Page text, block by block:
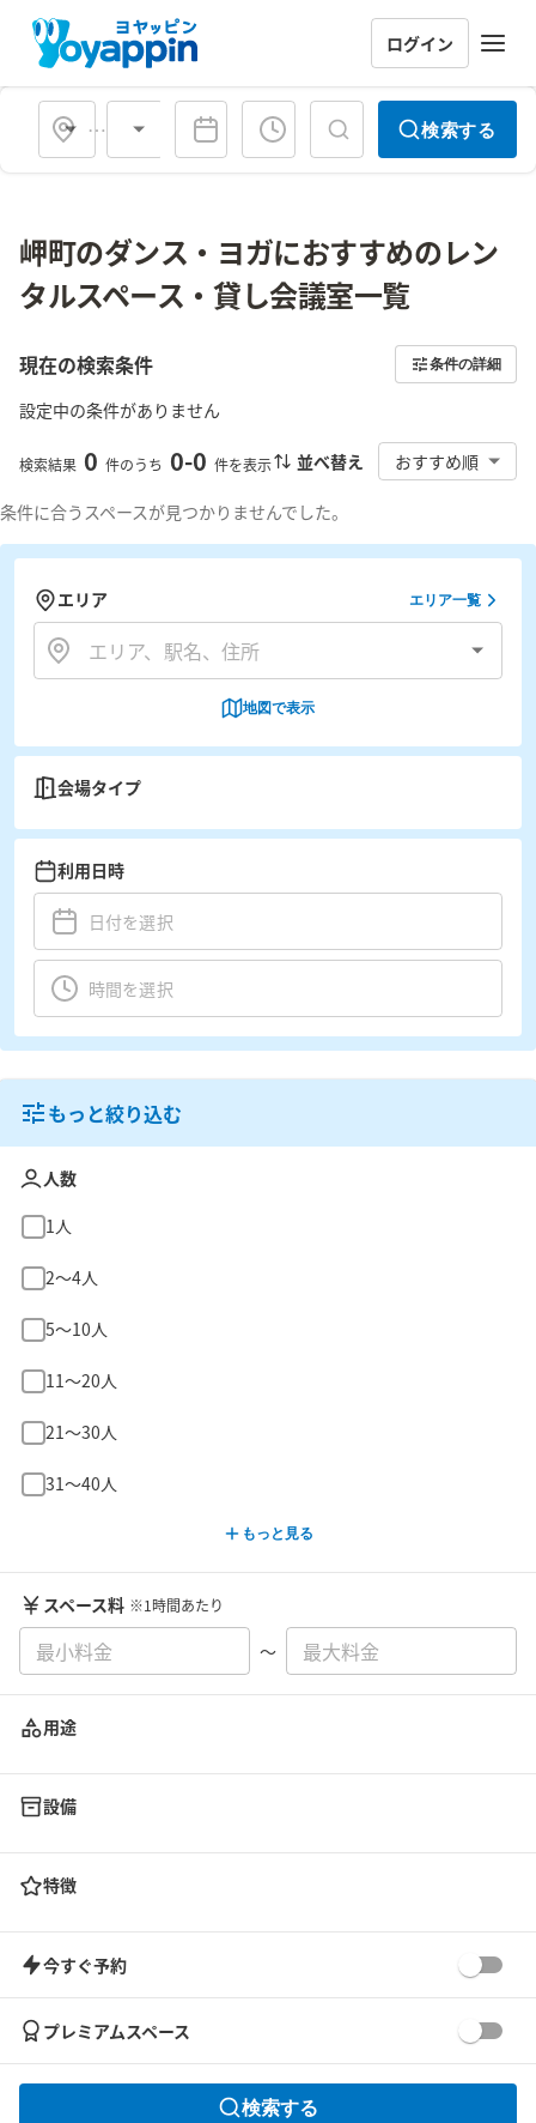
ログイン
会場タイプ 検索する
岬町のダンス・ヨガにおすすめのレン
タルスペース・貸し会議室一覧
現在の検索条件 条件の詳細
設定中の条件がありません
検索結果 0 件のうち 0-0 件を表示 並べ替え おすすめ順
条件に合うスペースが見つかりませんでした。
エリア エリア一覧
地図で表示
会場タイプ
利用日時
もっと絞り込む
人数
1人
2〜4人
5〜10人
11〜20人
21〜30人
31〜40人
もっと見る
スペース料 ※1時間あたり
〜
用途
設備
特徴
今すぐ予約
プレミアムスペース
検索する